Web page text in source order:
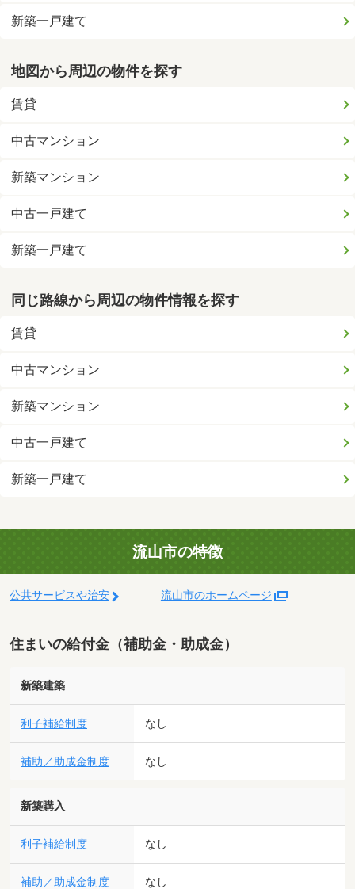
新築一戸建て
地図から周辺の物件を探す
賃貸
中古マンション
新築マンション
中古一戸建て
新築一戸建て
同じ路線から周辺の物件情報を探す
賃貸
中古マンション
新築マンション
中古一戸建て
新築一戸建て
流山市の特徴
公共サービスや治安 流山市のホームページ
住まいの給付金（補助金・助成金）
新築建築
利子補給制度 なし
補助／助成金制度 なし
新築購入
利子補給制度 なし
補助／助成金制度 なし